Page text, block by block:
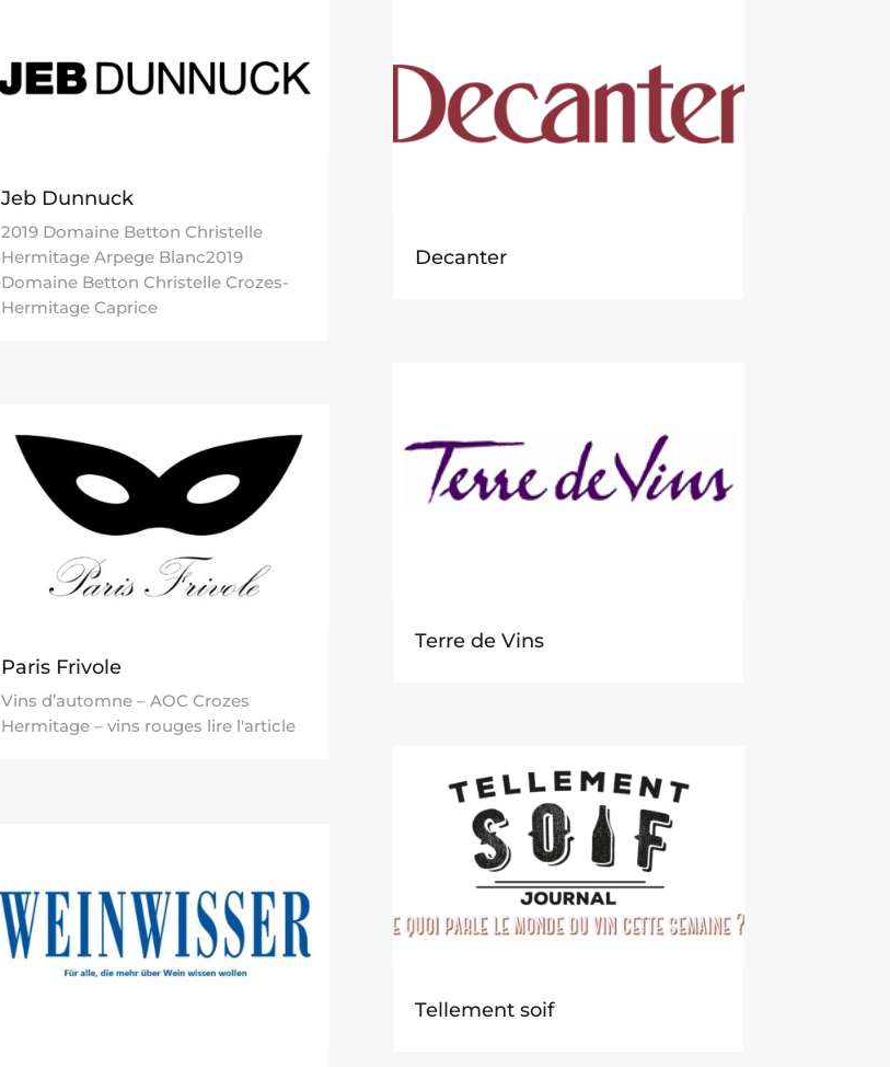
Jeb Dunnuck
2019 Domaine Betton Christelle
Hermitage Arpege Blanc2019
Domaine Betton Christelle Crozes-
Hermitage Caprice
Paris Frivole
Vins d’automne – AOC Crozes
Hermitage – vins rouges lire l'article
Decanter
Terre de Vins
Tellement soif